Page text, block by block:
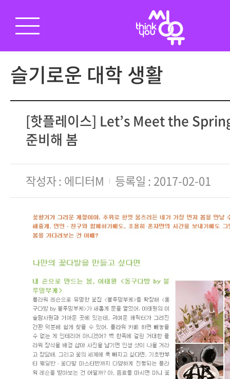
슬기로운 대학 생활
[핫플레이스] Let’s Meet the
준비해 봄
작성자 에디터M 등록일 2017-02-01